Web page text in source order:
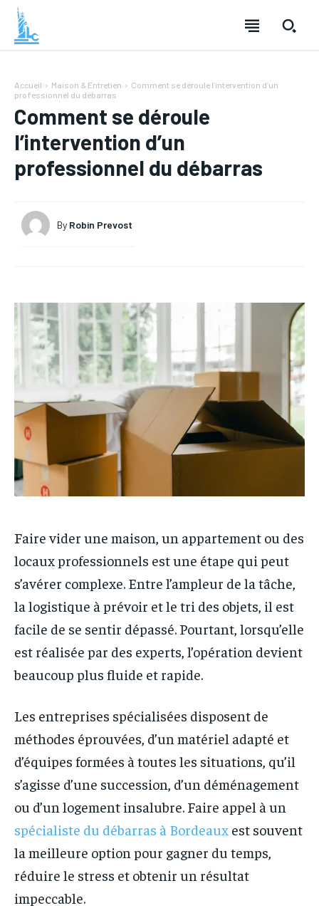
TECHNOLOGIE
SANTÉ
SPORT
ENTREPRISE
MARKETING
TECHNOLOGIE
SANTÉ
SPORT
ENTREPRISE
MARKETING
Accueil Maison & Entretien
Comment se déroule l’intervention d’un
professionnel du débarras
Comment se déroule
l’intervention d’un
professionnel du débarras
By Robin Prevost
Faire vider une maison, un appartement ou des
locaux professionnels est une étape qui peut
s’avérer complexe. Entre l’ampleur de la tâche,
la logistique à prévoir et le tri des objets, il est
facile de se sentir dépassé. Pourtant, lorsqu’elle
est réalisée par des experts, l’opération devient
beaucoup plus fluide et rapide.
Les entreprises spécialisées disposent de
méthodes éprouvées, d’un matériel adapté et
d’équipes formées à toutes les situations, qu’il
s’agisse d’une succession, d’un déménagement
ou d’un logement insalubre. Faire appel à un
spécialiste du débarras à Bordeaux est souvent
la meilleure option pour gagner du temps,
réduire le stress et obtenir un résultat
impeccable.